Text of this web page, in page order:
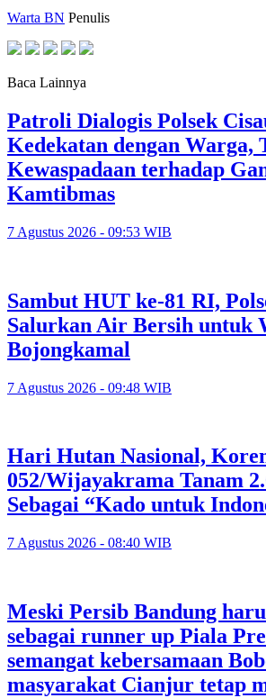
Warta BN Penulis
Baca Lainnya
Patroli Dialogis Polsek
Kedekatan dengan Warga,
Kewaspadaan terhadap
Kamtibmas
7 Agustus 2026 - 09:53 WIB
Sambut HUT ke-81 RI,
Salurkan Air Bersih untuk
Bojongkamal
7 Agustus 2026 - 09:48 WIB
Hari Hutan Nasional,
052/Wijayakrama Tanam
Sebagai “Kado untuk
7 Agustus 2026 - 08:40 WIB
Meski Persib Bandung
sebagai runner up Piala
semangat kebersamaan
masyarakat Cianjur tetap